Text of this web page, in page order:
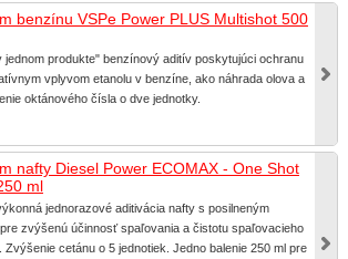
benzínu VSPe Power PLUS Multishot 500
jednom produkte" benzínový aditív poskytujúci ochranu
vplyvom etanolu v benzíne, ako náhrada olova a
oktánového čísla o dve jednotky.
nafty Diesel Power ECOMAX - One Shot
ml
jednorazové aditivácia nafty s posilneným
zvýšenú účinnosť spaľovania a čistotu spaľovacieho
Zvýšenie cetánu o 5 jednotiek. Jedno balenie 250 ml pre